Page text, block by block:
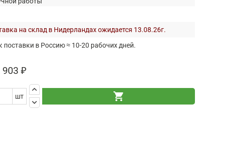
на склад в Нидерландах ожидается 13.08.26г.
поставки в Россию ≈ 10-20 рабочих дней.
903 ₽
шт
keyboard_arrow_up
keyboard_arrow_down
shopping_cart